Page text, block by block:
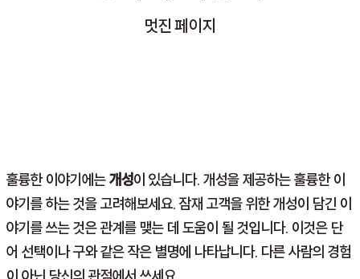
멋진 페이지
훌륭한 이야기에는개성이 있습니다. 개성을 제공하는 훌륭한 이
야기를 하는 것을 고려해보세요. 잠재 고객을 위한 개성이 담긴 이
야기를 쓰는 것은 관계를 맺는 데 도움이 될 것입니다. 이것은 단
어 선택이나 구와 같은 작은 별명에 나타납니다. 다른 사람의 경험